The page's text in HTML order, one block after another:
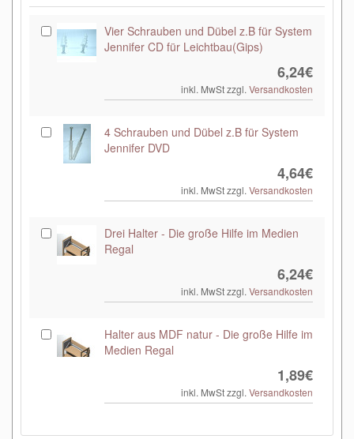
Vier Schrauben und Dübel z.B für System
Jennifer CD für Leichtbau(Gips)
6,24€
inkl. MwSt zzgl.Versandkosten
4 Schrauben und Dübel z.B für System
Jennifer DVD
4,64€
inkl. MwSt zzgl.Versandkosten
Drei Halter - Die große Hilfe im Medien
Regal
6,24€
inkl. MwSt zzgl.Versandkosten
Halter aus MDF natur - Die große Hilfe im
Medien Regal
1,89€
inkl. MwSt zzgl.Versandkosten